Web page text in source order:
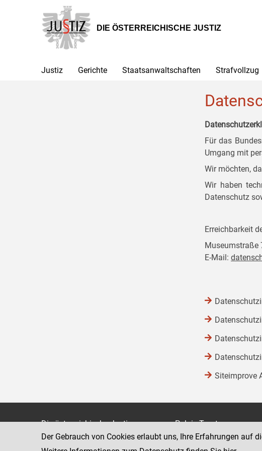
Hauptnavigation
[1]
Inhalt
[2]
Untermenü
[3]
DIE ÖSTERREICHISCHE JUSTIZ
Justiz Gerichte Staatsanwaltschaften Strafvollzug
Für das
Umgang mit
Wir möchten,
Wir haben
Datenschutz
Erreichbarkeit
Museumstraße
E-Mail:
Siteimprove
Die österreichische Justiz
Bundesministerium für Justiz
Palais Trautson
Museumstraße 7
1070 Wien
Der Gebrauch von Cookies erlaubt uns, Ihre Erfahrungen auf